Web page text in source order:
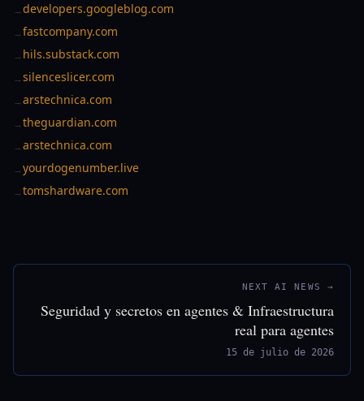
→developers.googleblog.com
→fastcompany.com
→ hils.substack.com
→silenceslicer.com
→arstechnica.com
→theguardian.com
→arstechnica.com
→yourdogenumber.live
→tomshardware.com
NEXT AI NEWS →
Seguridad y secretos en agentes & Infraestructura
real para agentes
15 de julio de 2026